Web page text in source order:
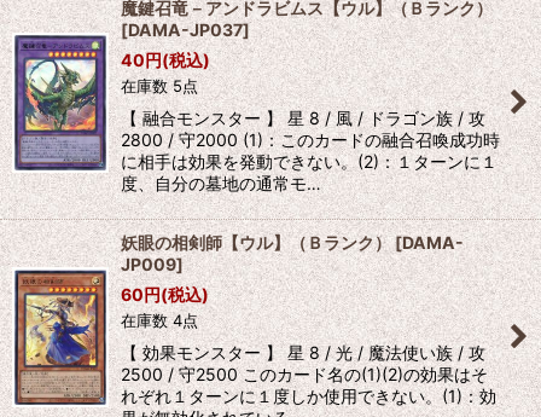
魔鍵召竜－アンドラビムス【ウル】（Ｂランク）
[DAMA-JP037]
40円(税込)
在庫数 5点
【 融合モンスター 】 星 8 / 風 / ドラゴン族 / 攻
2800 / 守2000 (1)：このカードの融合召喚成功時
に相手は効果を発動できない。(2)：１ターンに１
度、自分の墓地の通常モ…
妖眼の相剣師【ウル】（Ｂランク）[DAMA-
JP009]
60円(税込)
在庫数 4点
【 効果モンスター 】 星 8 / 光 / 魔法使い族 / 攻
2500 / 守2500 このカード名の(1)(2)の効果はそ
れぞれ１ターンに１度しか使用できない。(1)：効